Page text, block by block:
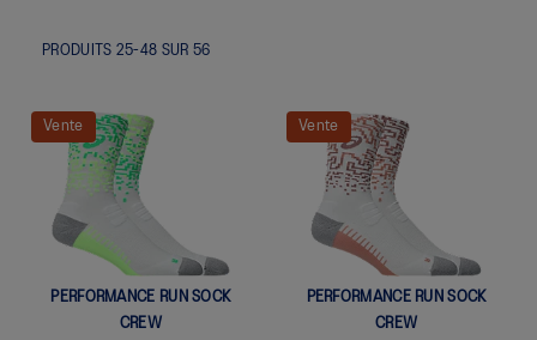
PRODUITS 25-48 SUR 56
Vente
PERFORMANCE RUN SOCK
CREW
Vente
PERFORMANCE RUN SOCK
CREW